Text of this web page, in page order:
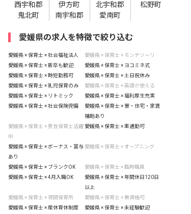
西宇和郡
伊方町 北宇和郡
松野町
鬼北町
南宇和郡 愛南町
愛媛県の求人を特徴で絞り込む
愛媛県 × 保育士 × 社会福祉法人
愛媛県 × 保育士 × モンテソーリ
愛媛県 × 保育士 × 新卒も歓迎
愛媛県 × 保育士 × ヨコミネ式
愛媛県 × 保育士 × 時短勤務可
愛媛県 × 保育士 × 土日祝休み
愛媛県 × 保育士 × 乳児保育のみ
愛媛県 × 保育士 × 英語が使える
愛媛県 × 保育士 × リトミック
愛媛県 × 保育士 × 福利厚生充実
愛媛県 × 保育士 × 社会保険完備
愛媛県 × 保育士 × 寮・住宅・家賃
補助あり
愛媛県 × 保育士 × 男性保育士活躍
中
愛媛県 × 保育士 × 車通勤可
愛媛県 × 保育士 × ボーナス・賞与
あり
愛媛県 × 保育士 × オープニング
愛媛県 × 保育士 × ブランクOK
愛媛県 × 保育士 × 臨時職員
愛媛県 × 保育士 × 4月入職OK
愛媛県 × 保育士 × 年間休日120日
以上
愛媛県 × 保育士 × 夜間保育所
愛媛県 × 保育士 × 無資格可
愛媛県 × 保育士 × 産休育休制度
愛媛県 × 保育士 × 未経験歓迎